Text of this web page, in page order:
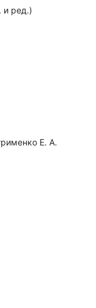
и ред.)
Е. А.